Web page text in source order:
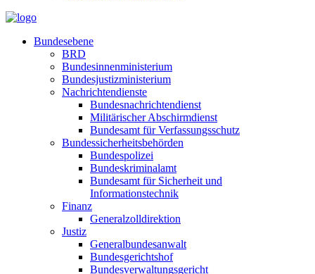
Bundesebene
BRD
Bundesinnenministerium
Bundesjustizministerium
Nachrichtendienste
Bundesnachrichtendienst
Militärischer Abschirmdienst
Bundesamt für Verfassungsschutz
Bundessicherheitsbehörden
Bundespolizei
Bundeskriminalamt
Bundesamt für Sicherheit und
Informationstechnik
Finanz
Generalzolldirektion
Justiz
Generalbundesanwalt
Bundesgerichtshof
Bundesverwaltungsgericht